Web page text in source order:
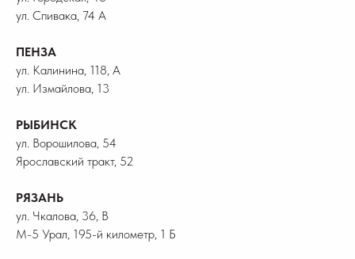
ул. Спивака, 74 А
ПЕНЗА
ул. Калинина, 118, А
ул. Измайлова, 13
РЫБИНСК
ул. Ворошилова, 54
Ярославский тракт, 52
РЯЗАНЬ
ул. Чкалова, 36, В
М-5 Урал, 195-й километр, 1 Б